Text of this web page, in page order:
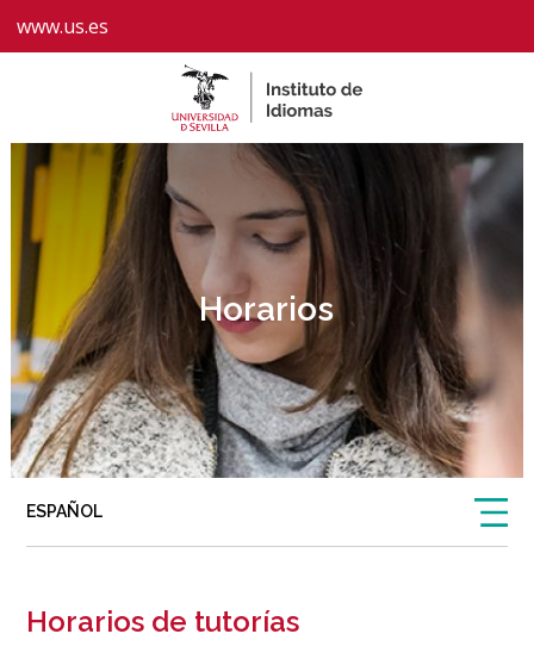
www.us.es
Horarios
Horarios de tutorías
ESPAÑOL